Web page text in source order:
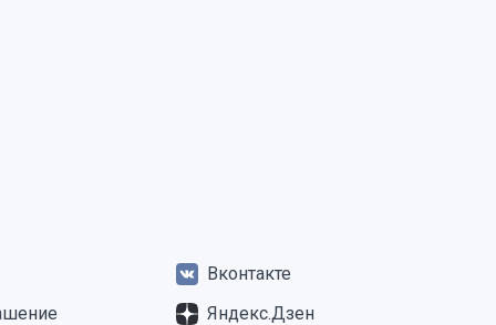
Вконтакте
Яндекс.Дзен